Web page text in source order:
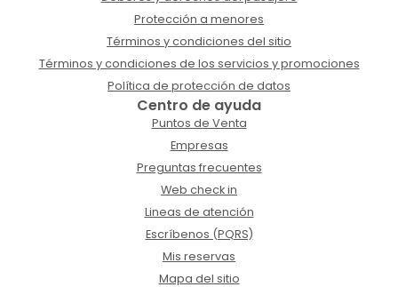
Protección a menores
Términos y condiciones del sitio
Términos y condiciones de los servicios y promociones
Política de protección de datos
Centro de ayuda
Puntos de Venta
Empresas
Preguntas frecuentes
Web check in
Lineas de atención
Escríbenos (PQRS)
Mis reservas
Mapa del sitio